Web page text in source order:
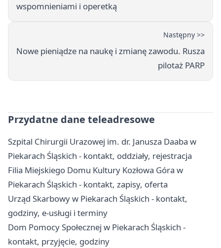
wspomnieniami i operetką
Następny >>
Nowe pieniądze na naukę i zmianę zawodu. Rusza
pilotaż PARP
Przydatne dane teleadresowe
Szpital Chirurgii Urazowej im. dr. Janusza Daaba w
Piekarach Śląskich - kontakt, oddziały, rejestracja
Filia Miejskiego Domu Kultury Kozłowa Góra w
Piekarach Śląskich - kontakt, zapisy, oferta
Urząd Skarbowy w Piekarach Śląskich - kontakt,
godziny, e-usługi i terminy
Dom Pomocy Społecznej w Piekarach Śląskich -
kontakt, przyjęcie, godziny